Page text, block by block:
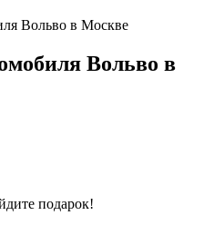
Вольво в Москве
Вольво в
подарок!